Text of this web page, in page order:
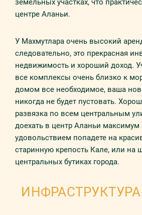
земельных участках, что
центре Аланьи.
У Махмутлара очень высокий
следовательно, это прекрасная
недвижимость и хороший доход.
все комплексы очень близко к
домом все необходимое, ваша
никогда не будет пустовать.
развязка по всем центральным
доехать в центр Аланьи
удовольствием попадете на
старинную крепость Кале, или на
центральных бутиках города.